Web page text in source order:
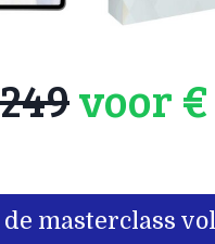
voor €
masterclass